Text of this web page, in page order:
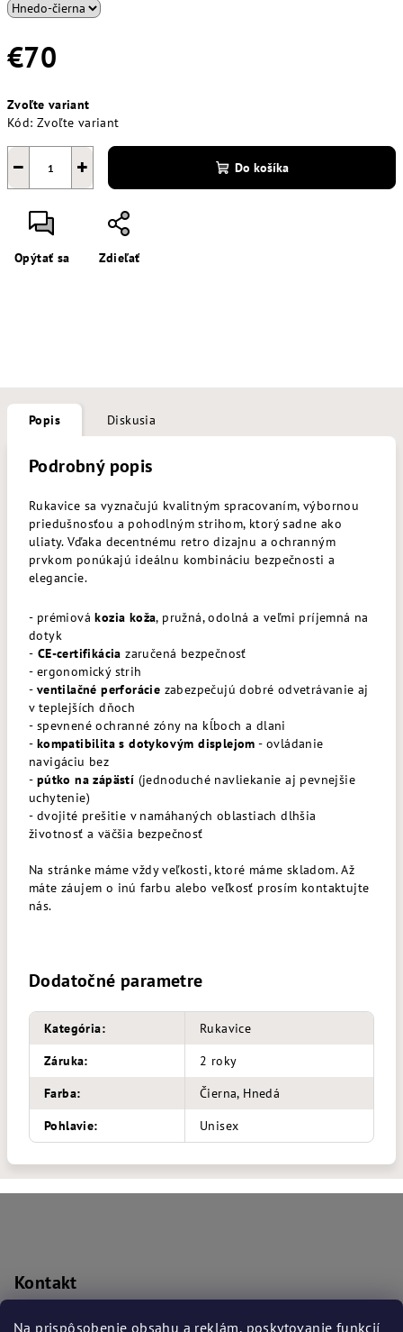
Na prispôsobenie obsahu a reklám, poskytovanie funkcií
€70
cena:
Zvoľte variant
Kód: Zvoľte variant
+
− Do košíka
Opýtať sa Zdieľať
Popis Diskusia
Podrobný popis
Rukavice sa vyznačujú kvalitným spracovaním, výbornou
priedušnosťou a pohodlným strihom, ktorý sadne ako
uliaty. Vďaka decentnému retro dizajnu a ochranným
prvkom ponúkajú ideálnu kombináciu bezpečnosti a
elegancie.
- prémiovákozia koža, pružná, odolná a veľmi príjemná na
dotyk
- CE-certifikácia zaručená bezpečnosť
- ergonomický strih
- ventilačné perforácie zabezpečujú dobré odvetrávanie aj
v teplejších dňoch
- spevnené ochranné zóny na kĺboch a dlani
- kompatibilita s dotykovým displejom - ovládanie
navigáciu bez
- pútko na zápästí (jednoduché navliekanie aj pevnejšie
uchytenie)
- dvojité prešitie v namáhaných oblastiach dlhšia
životnosť a väčšia bezpečnosť
Na stránke máme vždy veľkosti, ktoré máme skladom. Až
máte záujem o inú farbu alebo veľkosť prosím kontaktujte
nás.
Dodatočné parametre
Kategória:
Rukavice
Záruka:
2 roky
Farba:
Čierna, Hnedá
Pohlavie: Unisex
t
Kontakt
prislusenstvo@bmwba.sk